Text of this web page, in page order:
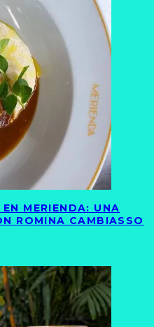
MERIENDA: UNA
ROMINA CAMBIASSO